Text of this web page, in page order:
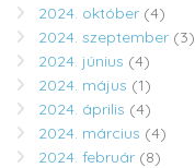
2024. október (4)
2024. szeptember (3)
2024. június (4)
2024. május (1)
2024. április (4)
2024. március (4)
2024. február (8)